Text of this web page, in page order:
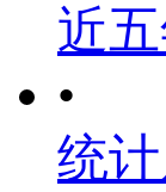
近
•
统